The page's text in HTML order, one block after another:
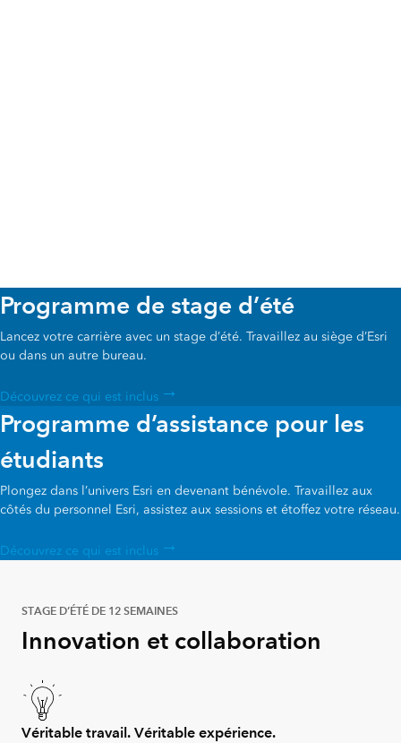
Programme de stage d’été
Lancez votre carrière avec un stage d’été. Travaillez au siège d’Esri
ou dans un autre bureau.
Découvrez ce qui est inclus
Programme d’assistance pour les
étudiants
Plongez dans l’univers Esri en devenant bénévole. Travaillez aux
côtés du personnel Esri, assistez aux sessions et étoffez votre réseau.
Découvrez ce qui est inclus
STAGE D’ÉTÉ DE 12 SEMAINES
Innovation et collaboration
Véritable travail. Véritable expérience.